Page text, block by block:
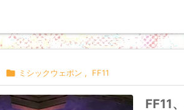
 ミシックウェポン , FF11
FF11